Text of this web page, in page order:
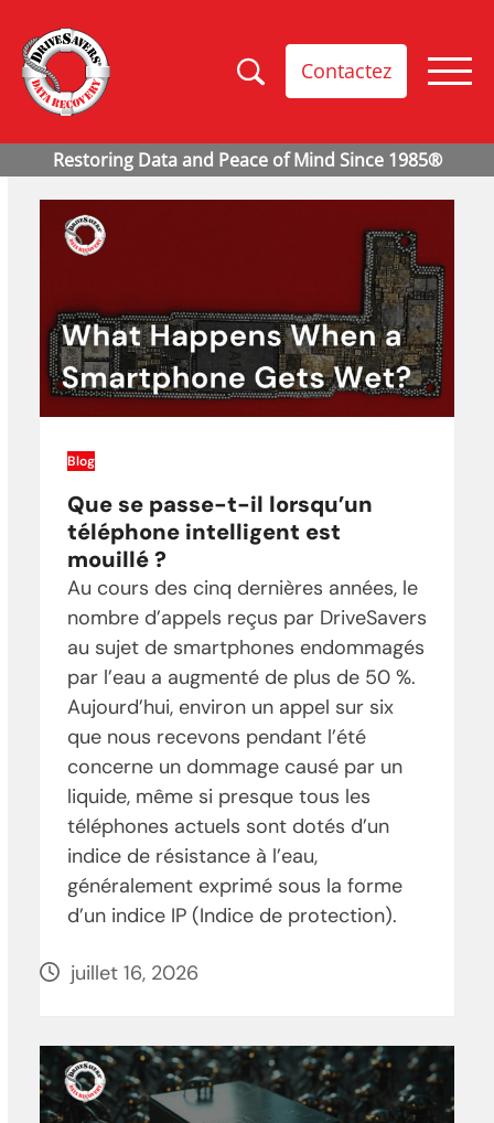
Contactez
Blog
Que se passe-t-il lorsqu’un
téléphone intelligent est
mouillé ?
Au cours des cinq dernières années, le
nombre d’appels reçus par DriveSavers
au sujet de smartphones endommagés
par l’eau a augmenté de plus de 50 %.
Aujourd’hui, environ un appel sur six
que nous recevons pendant l’été
concerne un dommage causé par un
liquide, même si presque tous les
téléphones actuels sont dotés d’un
indice de résistance à l’eau,
généralement exprimé sous la forme
d’un indice IP (Indice de protection).
juillet 16, 2026